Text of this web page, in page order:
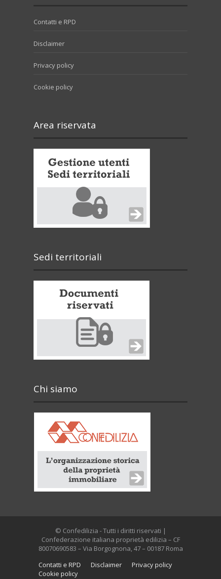
Contatti e RPD
Disclaimer
Privacy policy
Cookie policy
Area riservata
Sedi territoriali
Chi siamo
© Confedilizia - Tutti i diritti riservati |
Confederazione italiana proprietà edilizia – CF
80070690583 – Via Borgognona, 47 – 00187 Roma
Contatti e RPD
Disclaimer
Privacy policy
Cookie policy